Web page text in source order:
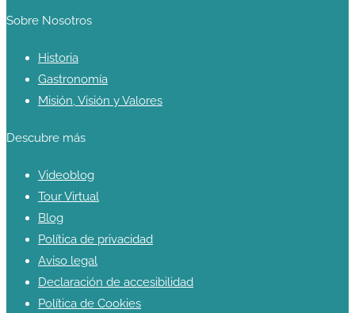
Sobre Nosotros
Historia
Gastronomía
Misión, Visión y Valores
Descubre más
Videoblog
Tour Virtual
Blog
Política de privacidad
Aviso legal
Declaración de accesibilidad
Política de Cookies